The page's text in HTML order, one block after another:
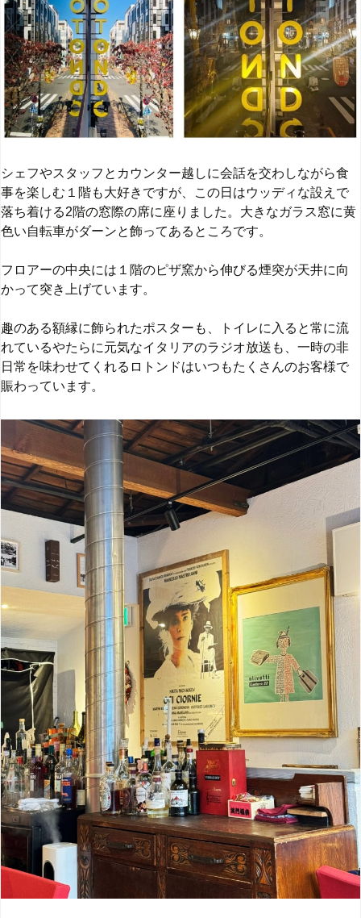
シェフやスタッフとカウンター越しに会話を交わしながら食
事を楽しむ１階も大好きですが、この日はウッディな設えで
落ち着ける2階の窓際の席に座りました。大きなガラス窓に黄
色い自転車がダーンと飾ってあるところです。
フロアーの中央には１階のピザ窯から伸びる煙突が天井に向
かって突き上げています。
趣のある額縁に飾られたポスターも、トイレに入ると常に流
れているやたらに元気なイタリアのラジオ放送も、一時の非
日常を味わせてくれるロトンドはいつもたくさんのお客様で
賑わっています。